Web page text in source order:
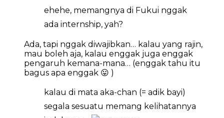
ehehe, memangnya di Fukui nggak
ada internship, yah?
Ada, tapi nggak diwajibkan… kalau yang rajin,
mau boleh aja, kalau enggak juga enggak
pengaruh kemana-mana… (enggak tahu itu
bagus apa enggak 😛 )
kalau di mata aka-chan (= adik bayi)
segala sesuatu memang kelihatannya